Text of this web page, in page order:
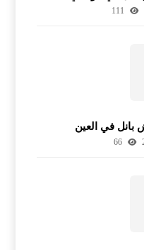
111
بانل في العين
66